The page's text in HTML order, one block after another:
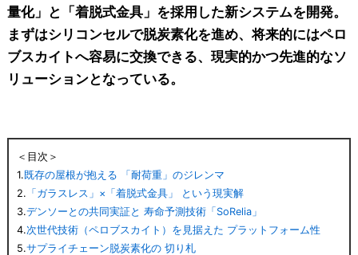
量化」と「着脱式金具」を採用した新システムを開発。
まずはシリコンセルで脱炭素化を進め、将来的にはペロ
ブスカイトへ容易に交換できる、現実的かつ先進的なソ
リューションとなっている。
＜目次＞
1.既存の屋根が抱える 「耐荷重」のジレンマ
2. 「ガラスレス」×「着脱式金具」 という現実解
3.デンソーとの共同実証と 寿命予測技術「SoRelia」
4.次世代技術（ペロブスカイト）を見据えた プラットフォーム性
5.サプライチェーン脱炭素化の 切り札